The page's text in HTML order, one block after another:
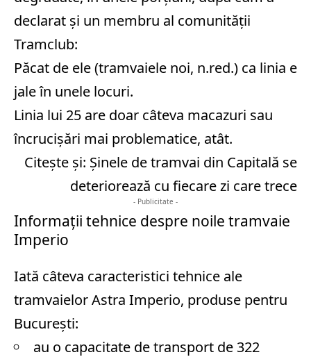
declarat și un membru al comunității
Tramclub:
Păcat de ele (tramvaiele noi, n.red.) ca linia e
jale în unele locuri.
Linia lui 25 are doar câteva macazuri sau
încrucișări mai problematice, atât.
Citește și: Șinele de tramvai din Capitală se
deteriorează cu fiecare zi care trece
- Publicitate -
Informații tehnice despre noile tramvaie
Imperio
Iată câteva caracteristici tehnice ale
tramvaielor Astra Imperio, produse pentru
București:
au o capacitate de transport de 322